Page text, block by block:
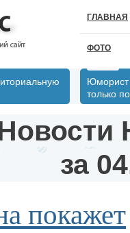
ГЛАВНАЯ
ФОТО
Юморист
только
за
покажет